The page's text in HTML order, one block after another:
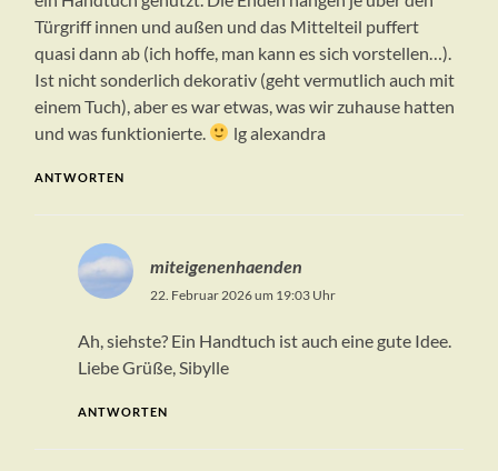
Türgriff innen und außen und das Mittelteil puffert
quasi dann ab (ich hoffe, man kann es sich vorstellen…).
Ist nicht sonderlich dekorativ (geht vermutlich auch mit
einem Tuch), aber es war etwas, was wir zuhause hatten
und was funktionierte.
lg alexandra
ANTWORTEN
miteigenenhaenden
22. Februar 2026 um 19:03 Uhr
Ah, siehste? Ein Handtuch ist auch eine gute Idee.
Liebe Grüße, Sibylle
ANTWORTEN